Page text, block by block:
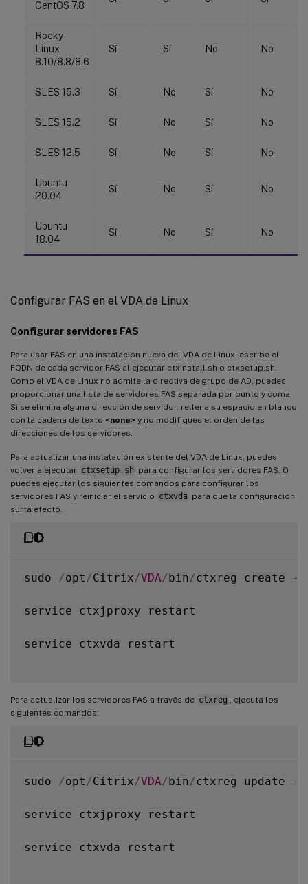
CentOS 7.8
Rocky
Linux
8.10/8.8/8.6
Sí Sí No No
SLES 15.3 Sí No Sí No
SLES 15.2 Sí No Sí No
SLES 12.5 Sí No Sí No
Ubuntu
20.04
Sí No Sí No
Ubuntu
18.04
Sí No Sí No
Configurar FAS en el VDA de Linux
Configurar servidores FAS
Para usar FAS en una instalación nueva del VDA de Linux, escribe el
FQDN de cada servidor FAS al ejecutar ctxinstall.sh o ctxsetup.sh.
Como el VDA de Linux no admite la directiva de grupo de AD, puedes
proporcionar una lista de servidores FAS separada por punto y coma.
Si se elimina alguna dirección de servidor, rellena su espacio en blanco
con la cadena de texto <none> y no modifiques el orden de las
direcciones de los servidores.
Para actualizar una instalación existente del VDA de Linux, puedes
volver a ejecutar ctxsetup.sh para configurar los servidores FAS. O
puedes ejecutar los siguientes comandos para configurar los
servidores FAS y reiniciar el servicio ctxvda para que la configuración
surta efecto.
sudo /opt /Citrix/VDA/bin/ctxreg create -
service ctxjproxy restart
service ctxvda restart
Para actualizar los servidores FAS a través de ctxreg
, ejecuta los
siguientes comandos:
sudo /opt /Citrix/VDA/bin/ctxreg update -
service ctxjproxy restart
service ctxvda restart